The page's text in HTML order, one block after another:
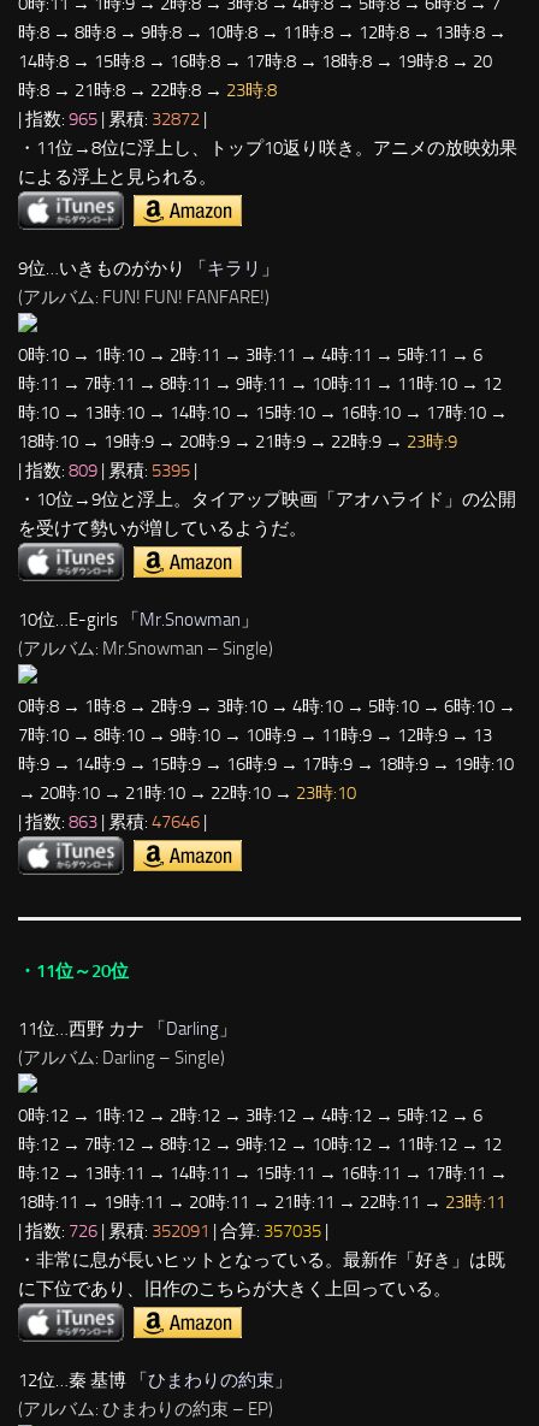
時:8 → 8時:8 → 9時:8 → 10時:8 → 11時:8 → 12時:8 → 13時:8 →
14時:8 → 15時:8 → 16時:8 → 17時:8 → 18時:8 → 19時:8 → 20
時:8 → 21時:8 → 22時:8 → 23時:8
| 指数: 965 | 累積: 32872 |
・11位→8位に浮上し、トップ10返り咲き。アニメの放映効果
による浮上と見られる。
9位…いきものがかり 「キラリ 」
(アルバム: FUN! FUN! FANFARE!)
0時:10 → 1時:10 → 2時:11 → 3時:11 → 4時:11 → 5時:11 → 6
時:11 → 7時:11 → 8時:11 → 9時:11 → 10時:11 → 11時:10 → 12
時:10 → 13時:10 → 14時:10 → 15時:10 → 16時:10 → 17時:10 →
18時:10 → 19時:9 → 20時:9 → 21時:9 → 22時:9 → 23時:9
| 指数: 809 | 累積: 5395 |
・10位→9位と浮上。タイアップ映画「アオハライド」の公開
を受けて勢いが増しているようだ。
10位…E-girls 「Mr.Snowman 」
(アルバム: Mr.Snowman – Single)
0時:8 → 1時:8 → 2時:9 → 3時:10 → 4時:10 → 5時:10 → 6時:10 →
7時:10 → 8時:10 → 9時:10 → 10時:9 → 11時:9 → 12時:9 → 13
時:9 → 14時:9 → 15時:9 → 16時:9 → 17時:9 → 18時:9 → 19時:10
→ 20時:10 → 21時:10 → 22時:10 → 23時:10
| 指数: 863 | 累積: 47646 |
・11位～20位
11位…西野 カナ 「Darling 」
(アルバム: Darling – Single)
0時:12 → 1時:12 → 2時:12 → 3時:12 → 4時:12 → 5時:12 → 6
時:12 → 7時:12 → 8時:12 → 9時:12 → 10時:12 → 11時:12 → 12
時:12 → 13時:11 → 14時:11 → 15時:11 → 16時:11 → 17時:11 →
18時:11 → 19時:11 → 20時:11 → 21時:11 → 22時:11 → 23時:11
| 指数: 726 | 累積: 352091 | 合算: 357035 |
・非常に息が長いヒットとなっている。最新作「好き」は既
に下位であり、旧作のこちらが大きく上回っている。
12位…秦 基博 「ひまわりの約束 」
(アルバム: ひまわりの約束 – EP)